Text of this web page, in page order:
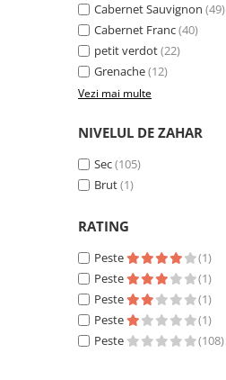
Cabernet Sauvignon (49)
Cabernet Franc(40)
petit verdot(22)
Grenache(12)
Vezi mai multe
NIVELUL DE ZAHAR
Sec(105)
Brut(1)
RATING
Peste
(1)
Peste
(1)
Peste
(1)
Peste
(1)
Peste
(108)